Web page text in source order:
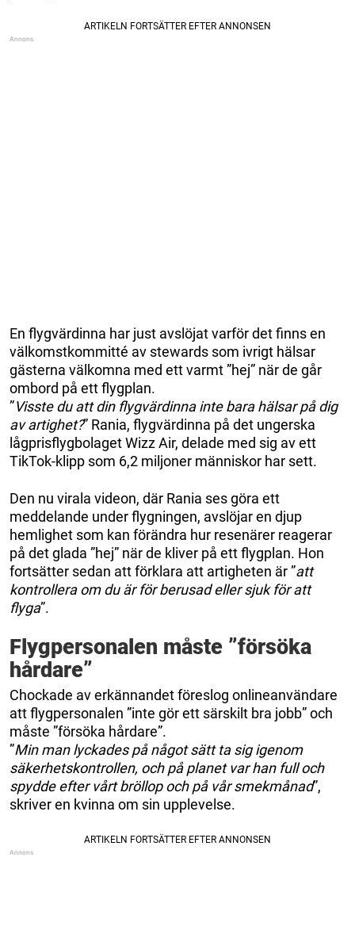
En flygvärdinna har just avslöjat varför det finns en
välkomstkommitté av stewards som ivrigt hälsar
gästerna välkomna med ett varmt ”hej” när de går
ombord på ett flygplan.
”Visste du att din flygvärdinna inte bara hälsar på dig
av artighet?” Rania, flygvärdinna på det ungerska
lågprisflygbolaget Wizz Air, delade med sig av ett
TikTok-klipp som 6,2 miljoner människor har sett.
Den nu virala videon, där Rania ses göra ett
meddelande under flygningen, avslöjar en djup
hemlighet som kan förändra hur resenärer reagerar
på det glada ”hej” när de kliver på ett flygplan. Hon
fortsätter sedan att förklara att artigheten är ”att
kontrollera om du är för berusad eller sjuk för att
flyga”.
Flygpersonalen måste ”försöka
hårdare”
Chockade av erkännandet föreslog onlineanvändare
att flygpersonalen ”inte gör ett särskilt bra jobb” och
måste ”försöka hårdare”.
”Min man lyckades på något sätt ta sig igenom
säkerhetskontrollen, och på planet var han full och
spydde efter vårt bröllop och på vår smekmånad”,
skriver en kvinna om sin upplevelse.